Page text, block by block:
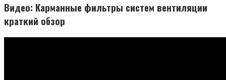
Видео: Карманные фильтры систем вентиляции
краткий обзор